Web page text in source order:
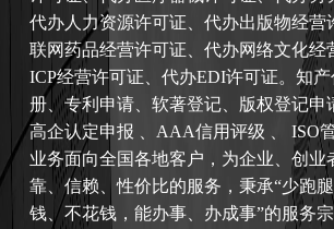
代办人力资源许可证、代办出版物经营
联网药品经营许可证、代办网络文化经
ICP经营许可证、代办EDI许可证。知
册、专利申请、软著登记、版权登记申
高企认定申报 、AAA信用评级 、 ISO
业务面向全国各地客户，为企业、创业
靠、信赖、性价比的服务，秉承“少跑
钱、不花钱，能办事、办成事”的服务